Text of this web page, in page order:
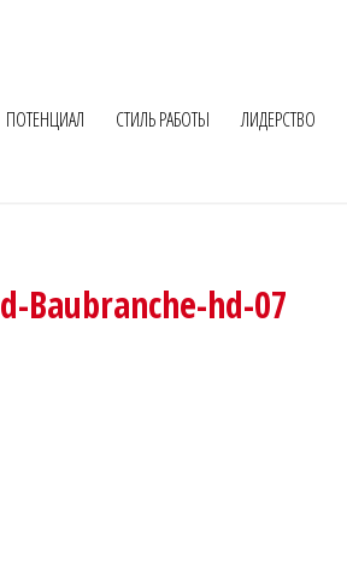
ПОТЕНЦИАЛ СТИЛЬ РАБОТЫ ЛИДЕРСТВО
Baubranche-hd-07